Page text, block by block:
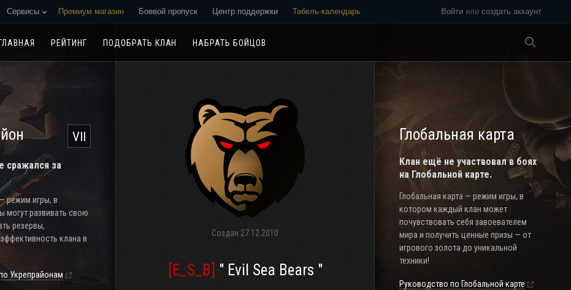
Войти или создать аккаунт
Сервисы Премиум магазин Боевой пропуск Центр поддержки Табель-календарь
ГЛАВНАЯ РЕЙТИНГ ПОДОБРАТЬ КЛАН НАБРАТЬ БОЙЦОВ
VII
сражался за
режим игры, в
могут развивать свою
резервы,
клана в
Укрепрайонам
Создан 27.12.2010
[E_S_B] " Evil Sea Bears "
Глобальная карта
Клан ещё не участвовал в боях
на Глобальной карте.
Глобальная карта — режим игры, в
котором каждый клан может
почувствовать себя завоевателем
мира и получить ценные призы — от
игрового золота до уникальной
техники!
Руководство по Глобальной карте